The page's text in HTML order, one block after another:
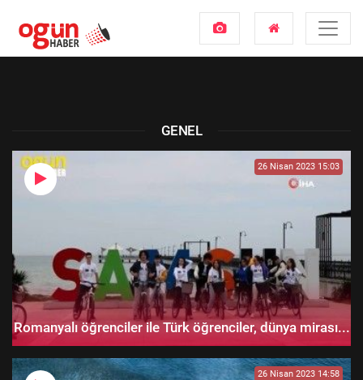
GENEL
26 Nisan 2023 15:03
Romanyalı öğrenciler ile Türk öğrenciler, dünya mirası...
26 Nisan 2023 14:58